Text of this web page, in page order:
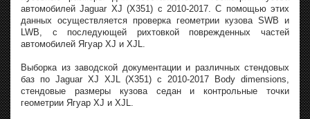
автомобилей Jaguar XJ (X351) с 2010-2017. С помощью этих
данных осуществляется проверка геометрии кузова SWB и
LWB, с последующей рихтовкой поврежденных частей
автомобилей Ягуар XJ и XJL.
Выборка из заводской документации и различных стендовых
баз по Jaguar XJ XJL (X351) с 2010-2017 Body dimensions,
стендовые размеры кузова седан и контрольные точки
геометрии Ягуар XJ и XJL.